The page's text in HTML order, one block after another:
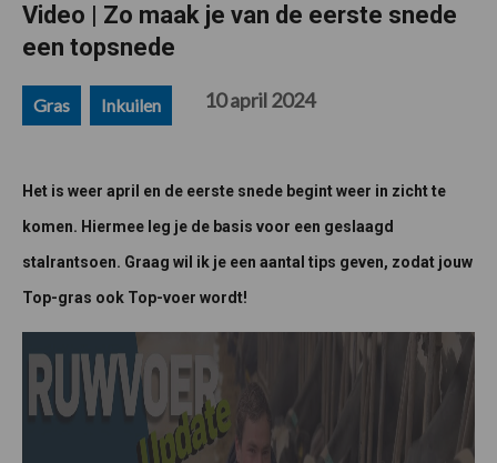
Video | Zo maak je van de eerste snede
een topsnede
Gras Inkuilen 10 april 2024
Het is weer april en de eerste snede begint weer in zicht te
komen. Hiermee leg je de basis voor een geslaagd
stalrantsoen. Graag wil ik je een aantal tips geven, zodat jouw
Top-gras ook Top-voer wordt!